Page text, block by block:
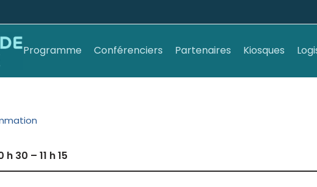
Programme Conférenciers Partenaires Kiosques
h 30 – 11 h 15